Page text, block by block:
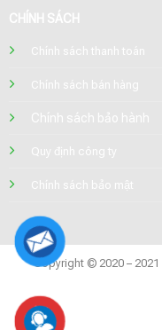
CHÍNH SÁCH
Chính sách thanh toán
Chính sách bán hàng
Chính sách bảo hành
Quy định công ty
Chính sách bảo mật
Copyright © 2020 – 2021